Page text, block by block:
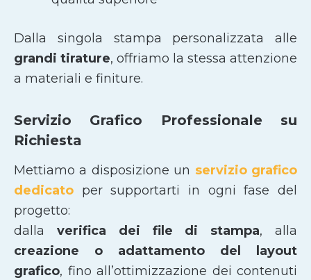
Dalla singola stampa personalizzata alle
grandi tirature, offriamo la stessa attenzione
a materiali e finiture.
Servizio Grafico Professionale su
Richiesta
Mettiamo a disposizione un servizio grafico
dedicato per supportarti in ogni fase del
progetto:
dalla verifica dei file di stampa, alla
creazione o adattamento del layout
grafico, fino all’ottimizzazione dei contenuti